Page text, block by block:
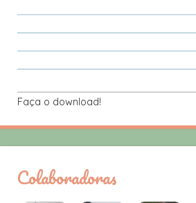
Faça o download!
Colaboradoras